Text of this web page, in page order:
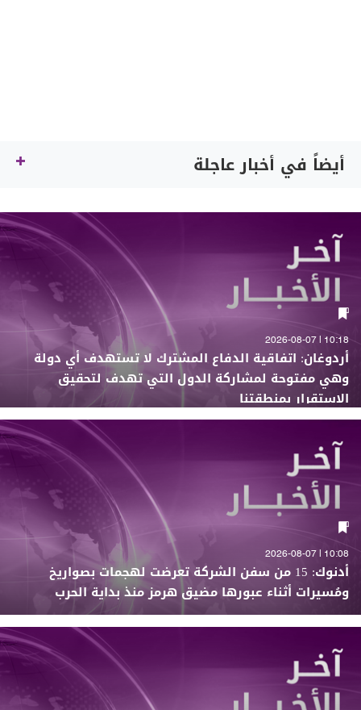
أيضاً في أخبار عاجلة
10:18 | 2026-08-07
أردوغان: اتفاقية الدفاع المشترك لا تستهدف أي دولة
وهي مفتوحة لمشاركة الدول التي تهدف لتحقيق
الاستقرار بمنطقتنا
10:08 | 2026-08-07
أدنوك: 15 من سفن الشركة تعرضت لهجمات بصواريخ
ومُسيرات أثناء عبورها مضيق هرمز منذ بداية الحرب